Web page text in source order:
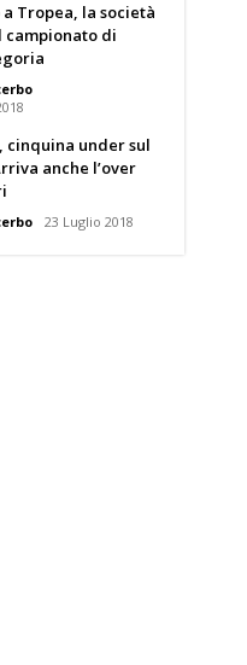
a Tropea, la società
di
cinquina under sul
anche l’over
23 Luglio 2018